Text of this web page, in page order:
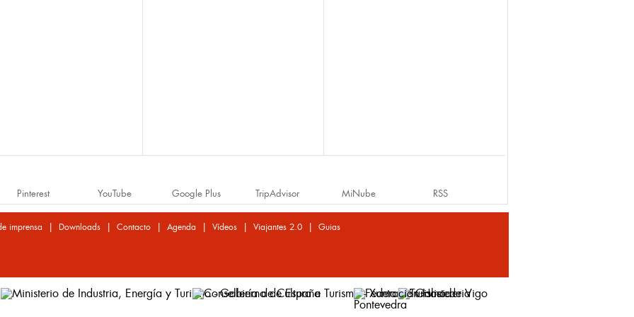
Pinterest YouTube Google Plus TripAdvisor MiNube RSS
imprensa | Downloads | Contacto | Agenda | Vídeos | Viajantes 2.0 | Guias